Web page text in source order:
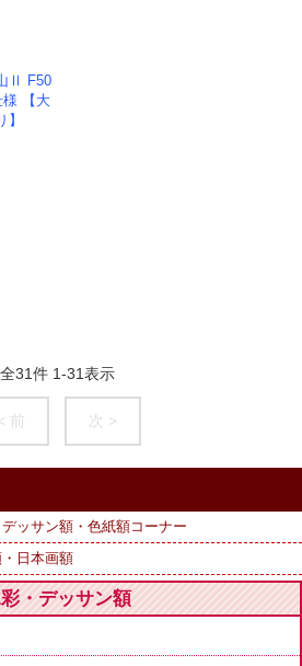
Ⅱ F50
様 【大
全31件 1-31表示
前 次 >
ッサン額・色紙額コーナー
日本画額
・デッサン額